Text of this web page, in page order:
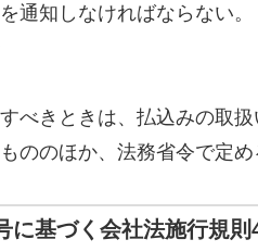
通知しなければならない。
べきときは、払込みの取扱
ののほか、法務省令で定め
に基づく会社法施行規則